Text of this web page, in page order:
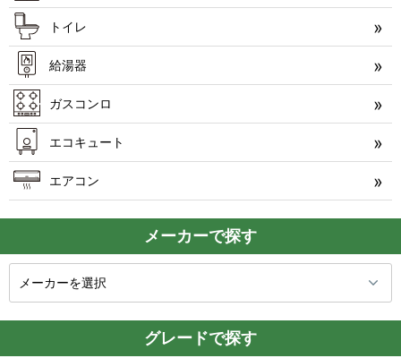
トイレ
給湯器
ガスコンロ
エコキュート
エアコン
メーカーで探す
グレードで探す